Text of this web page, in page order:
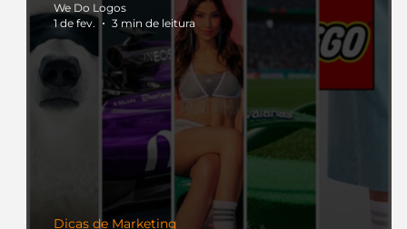
Dicas de Marketing
We Do Logos
1 de fev.
3 min de leitura